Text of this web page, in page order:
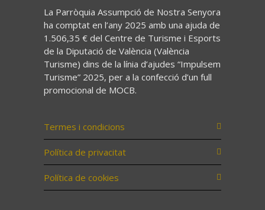
La Parròquia Assumpció de Nostra Senyora
ha comptat en l’any 2025 amb una ajuda de
1.506,35 € del Centre de Turisme i Esports
de la Diputació de València (València
Turisme) dins de la línia d’ajudes “Impulsem
Turisme” 2025, per a la confecció d’un full
promocional de MOCB.
Termes i condicions
Política de privacitat
Política de cookies